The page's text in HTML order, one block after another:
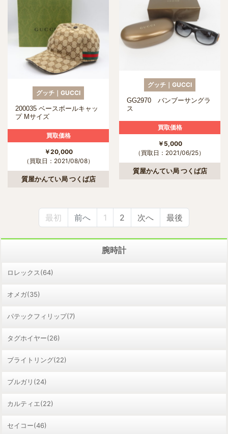
グッチ｜GUCCI
200035 ベースボールキャッ
プ Mサイズ
買取価格
￥20,000
（買取日：2021/08/08）
質屋かんてい局 つくば店
グッチ｜GUCCI
GG2970 バンブーサングラ
ス
買取価格
￥5,000
（買取日：2021/06/25）
質屋かんてい局 つくば店
最初 前へ 1 2 次へ 最後
腕時計
ロレックス(64)
オメガ(35)
パテックフィリップ(7)
タグホイヤー(26)
ブライトリング(22)
ブルガリ(24)
カルティエ(22)
セイコー(46)